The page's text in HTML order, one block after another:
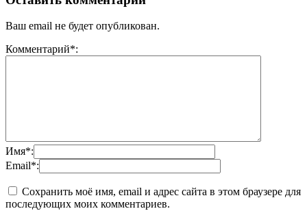
Ваш email не будет опубликован.
Комментарий*:
Имя*:
Email*:
Сохранить моё имя, email и адрес сайта в этом браузере для
последующих моих комментариев.